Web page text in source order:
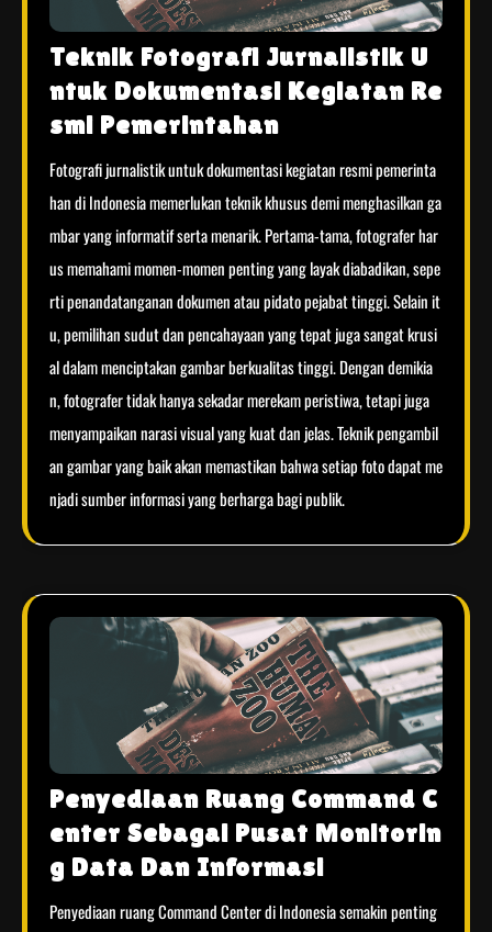
Teknik Fotografi Jurnalistik U
ntuk Dokumentasi Kegiatan Re
smi Pemerintahan
Fotografi jurnalistik untuk dokumentasi kegiatan resmi pemerinta
han di Indonesia memerlukan teknik khusus demi menghasilkan ga
mbar yang informatif serta menarik. Pertama-tama, fotografer har
us memahami momen-momen penting yang layak diabadikan, sepe
rti penandatanganan dokumen atau pidato pejabat tinggi. Selain it
u, pemilihan sudut dan pencahayaan yang tepat juga sangat krusi
al dalam menciptakan gambar berkualitas tinggi. Dengan demikia
n, fotografer tidak hanya sekadar merekam peristiwa, tetapi juga
menyampaikan narasi visual yang kuat dan jelas. Teknik pengambil
an gambar yang baik akan memastikan bahwa setiap foto dapat me
njadi sumber informasi yang berharga bagi publik.
Penyediaan Ruang Command C
enter Sebagai Pusat Monitorin
g Data Dan Informasi
Penyediaan ruang Command Center di Indonesia semakin penting